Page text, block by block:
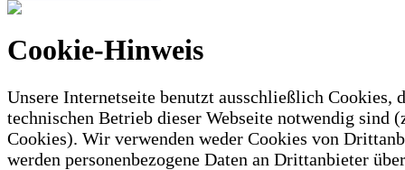
Cookie-Hinweis
Unsere Internetseite benutzt ausschließlich Cookies,
technischen Betrieb dieser Webseite notwendig sind
Cookies). Wir verwenden weder Cookies von
werden personenbezogene Daten an Drittanbieter